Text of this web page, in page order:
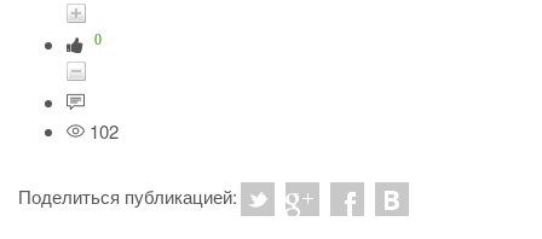
0
102
Поделиться публикацией: